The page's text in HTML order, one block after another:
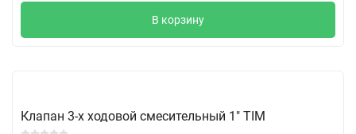
В корзину
Клапан 3-х ходовой смесительный 1" TIM